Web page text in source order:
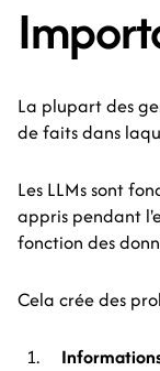
La plupart des
de faits dans
Les LLMs sont
appris pendant
fonction des
Cela crée des